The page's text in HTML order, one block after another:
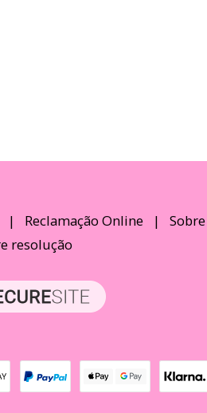
| Reclamação Online|
resolução